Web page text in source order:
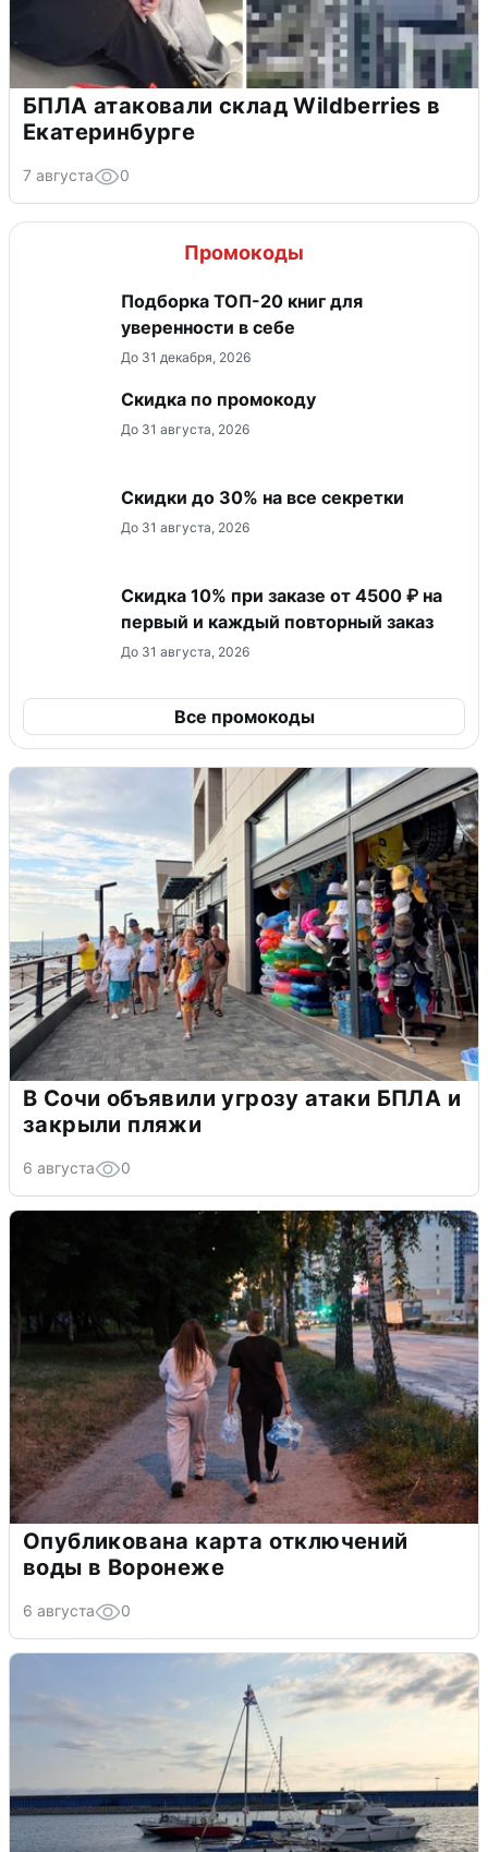
БПЛА атаковали склад Wildberries в
Екатеринбурге
7 августа 0
Промокоды
Подборка ТОП-20 книг для
уверенности в себе
До 31 декабря, 2026
Скидка по промокоду
До 31 августа, 2026
Скидки до 30% на все секретки
До 31 августа, 2026
Скидка 10% при заказе от 4500 ₽ на
первый и каждый повторный заказ
До 31 августа, 2026
Все промокоды
В Сочи объявили угрозу атаки БПЛА и
закрыли пляжи
6 августа 0
Опубликована карта отключений
воды в Воронеже
6 августа 0